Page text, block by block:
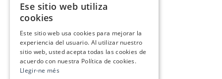
Ese sitio web utiliza
cookies
Este sitio web usa cookies para mejorar la
experiencia del usuario. Al utilizar nuestro
sitio web, usted acepta todas las cookies de
acuerdo con nuestra Política de cookies.
Llegir-ne més